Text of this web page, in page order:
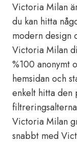
Victoria Milan
du kan hitta
modern design
Victoria Milan
%100 anonymt
hemsidan och
enkelt hitta
Victoria Milan
snabbt med